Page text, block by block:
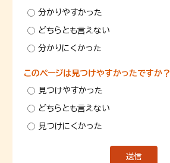
分かりやすかった
どちらとも言えない
分かりにくかった
このページは見つけやすかったですか？
見つけやすかった
どちらとも言えない
見つけにくかった